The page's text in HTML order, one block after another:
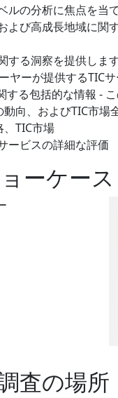
ルの分析に焦点を当
よび高成長地域に関
する洞察を提供しま
ヤーが提供するTIC
する包括的な情報 -
向、およびTIC市場
、TIC市場
ービスの詳細な評価
ーケース
査の場所